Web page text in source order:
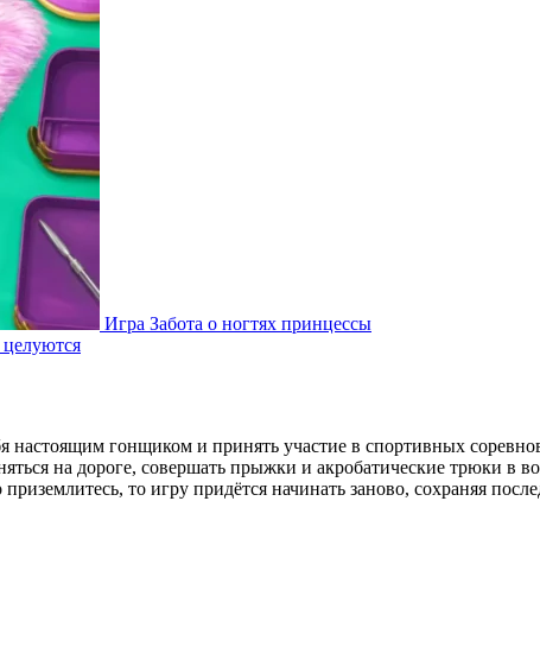
Игра Забота о ногтях принцессы
настоящим гонщиком и принять участие в спортивных
на дороге, совершать прыжки и акробатические трюки в
то игру придётся начинать заново, сохраняя